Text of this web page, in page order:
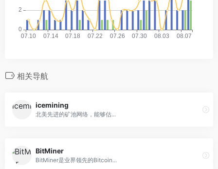
相关导航
icemining
北美先进的矿池网络，能够估...
BitMiner
BitMiner是业界领先的Bitcoin...